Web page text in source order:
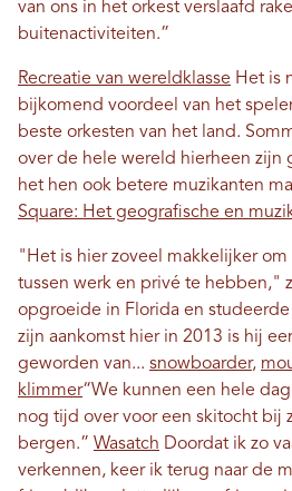
van ons in het orkest verslaafd
buitenactiviteiten.”
Recreatie van wereldklasse Het is
bijkomend voordeel van het
beste orkesten van het land.
over de hele wereld hierheen zijn
het hen ook betere muzikanten
Square: Het geografische en
"Het is hier zoveel makkelijker
tussen werk en privé te hebben,"
opgroeide in Florida en studeerde
zijn aankomst hier in 2013 is hij
geworden van... snowboarder,
klimmer“We kunnen een hele
nog tijd over voor een skitocht bij
bergen.” Wasatch Doordat ik zo
verkennen, keer ik terug naar de